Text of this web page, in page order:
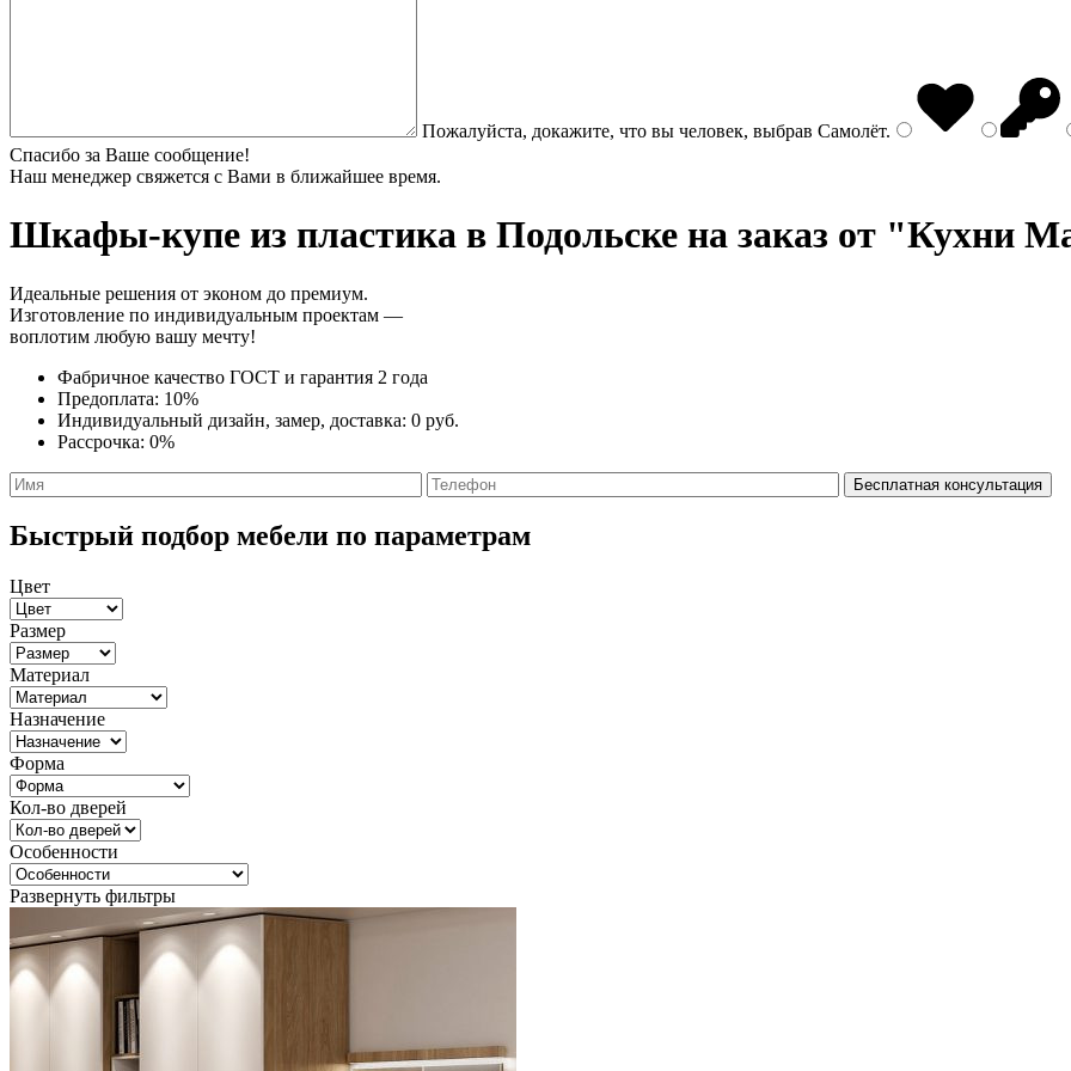
Пожалуйста, докажите, что вы человек, выбрав Самолёт.
Спасибо за Ваше сообщение!
Наш менеджер свяжется с Вами в ближайшее время.
Шкафы-купе из пластика в Подольске на заказ от "Кухни
Идеальные решения от эконом до премиум.
Изготовление по индивидуальным проектам —
воплотим любую вашу мечту!
Фабричное качество ГОСТ и гарантия 2 года
Предоплата: 10%
Индивидуальный дизайн, замер, доставка: 0 руб.
Рассрочка: 0%
Быстрый подбор мебели по параметрам
Цвет
Размер
Материал
Назначение
Форма
Кол-во дверей
Особенности
Развернуть фильтры